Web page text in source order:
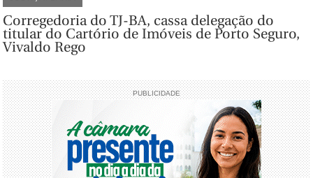
Corregedoria do TJ-BA, cassa delegação do
titular do Cartório de Imóveis de Porto Seguro,
Vivaldo Rego
PUBLICIDADE